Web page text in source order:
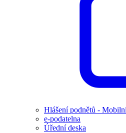
Hlášení podnětů -
e-podatelna
Úřední deska